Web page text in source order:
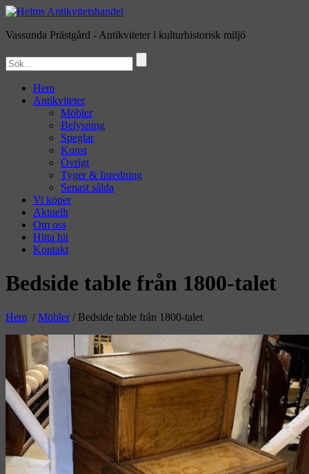
Vassunda Prästgård - Antikviteter i kulturhistorisk miljö
Hem
Antikviteter
Möbler
Belysning
Speglar
Konst
Övrigt
Tyger & Inredning
Senast sålda
Vi köper
Aktuellt
Om oss
Hitta hit
Kontakt
Bedside table från 1800-talet
Hem / Möbler/ Bedside table från 1800-talet